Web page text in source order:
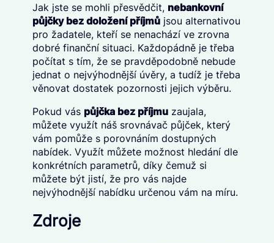
Jak jste se mohli přesvědčit, nebankovní
půjčky bez doložení příjmůjsou alternativou
pro žadatele, kteří se nenachází ve zrovna
dobré finanční situaci. Každopádně je třeba
počítat s tím, že se pravděpodobně nebude
jednat o nejvýhodnější úvěry, a tudíž je třeba
věnovat dostatek pozornosti jejich výběru.
Pokud vás půjčka bez příjmuzaujala,
můžete využít náš srovnávač půjček, který
vám pomůže s porovnáním dostupných
nabídek. Využít můžete možnost hledání dle
konkrétních parametrů, díky čemuž si
můžete být jistí, že pro vás najde
nejvýhodnější nabídku určenou vám na míru.
Zdroje